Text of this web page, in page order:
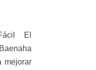
El
mejorar